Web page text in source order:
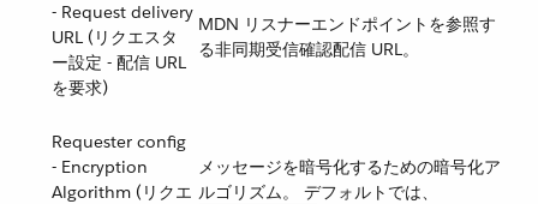
- Request delivery
URL (リクエスタ
ー設定 - 配信 URL
を要求)
MDN リスナーエンドポイントを参照す
る非同期受信確認配信 URL。
Requester config
- Encryption
Algorithm (リクエ
メッセージを暗号化するための暗号化ア
ルゴリズム。 デフォルトでは、​